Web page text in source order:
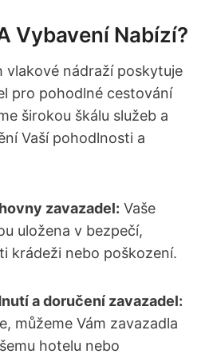
Vybavení Nabízí?
vlakové nádraží poskytuje
pro pohodlné cestování
širokou škálu služeb a
Vaší pohodlnosti a
zavazadel: Vaše
uložena v bezpečí,
krádeži nebo poškození.
a doručení zavazadel:
můžeme Vám zavazadla
hotelu nebo